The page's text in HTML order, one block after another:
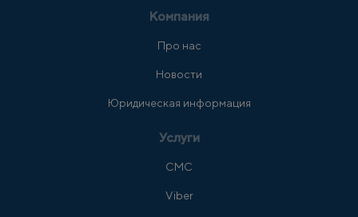
Компания
Про нас
Новости
Юридическая информация
Услуги
СМС
Viber